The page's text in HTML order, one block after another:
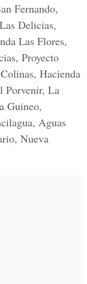
Fernando,
Delicias,
Las Flores,
Proyecto
Hacienda
Porvenir, La
Guineo,
Aguas
Nueva